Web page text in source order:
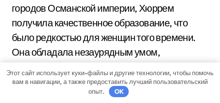
городов Османской империи, Хюррем
получила качественное образование, что
было редкостью для женщин того времени.
Она обладала незаурядным умом,
остроумием и обширными познаниями не
только в восточной, но и в западной культуре.
Этот сайт использует куки-файлы и другие технологии, чтобы помочь
вам в навигации, а также предоставить лучший пользовательский
опыт.
OK